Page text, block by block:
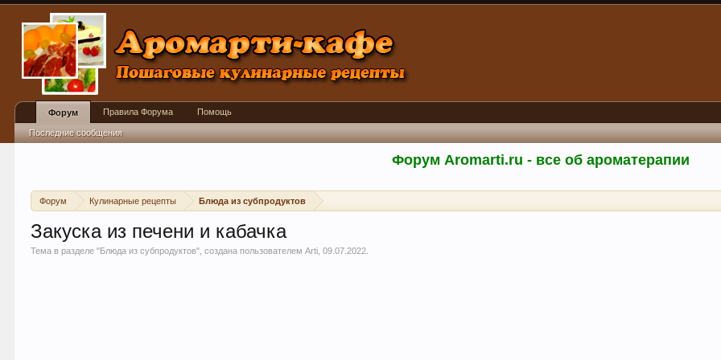
Форум Aromarti.ru - все об ароматерапии
Форум Кулинарные рецепты Блюда из субпродуктов
Закуска из печени и кабачка
Тема в разделе "Блюда из субпродуктов", создана пользователемArti ,09.07.2022
Форум
Последние сообщения
Правила Форума Помощь